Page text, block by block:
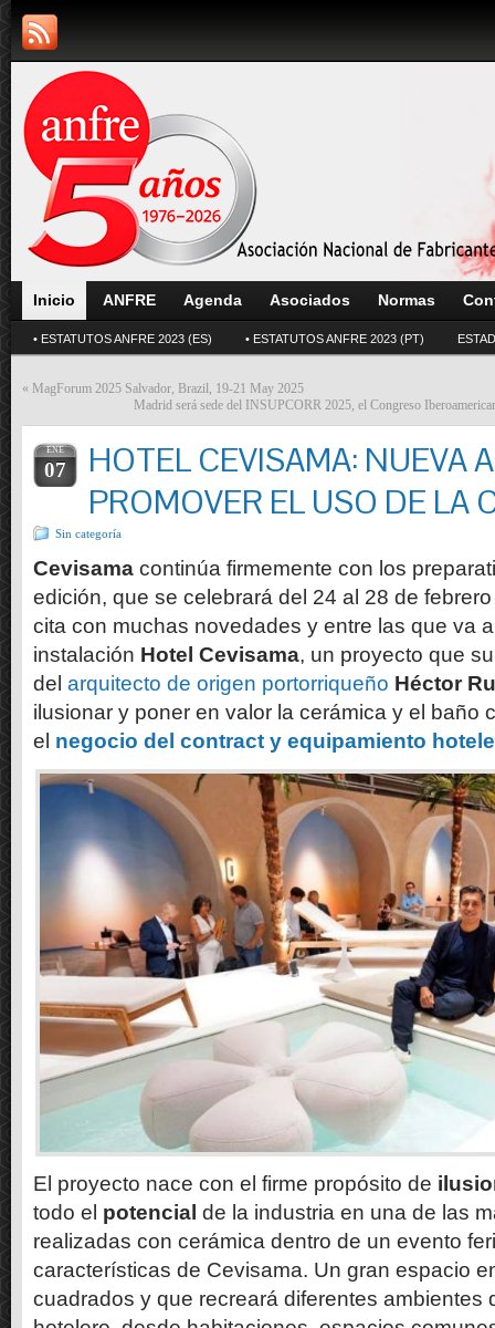
Inicio ANFRE Agenda Asociados Normas
• ESTATUTOS ANFRE 2023 (ES) • ESTATUTOS ANFRE 2023 (PT)
« MagForum 2025 Salvador, Brazil, 19-21 May 2025
Madrid será sede del INSUPCORR 2025, el Congreso
ENE
07
HOTEL CEVISAMA: NUEVA
PROMOVER EL USO DE LA
Sin categoría
Cevisama continúa firmemente con los
edición, que se celebrará del 24 al 28 de
cita con muchas novedades y entre las que va
instalación Hotel Cevisama, un proyecto que
del arquitecto de origen portorriqueño Héctor
ilusionar y poner en valor la cerámica y el baño
el negocio del contract y equipamiento
El proyecto nace con el firme propósito de
todo el potencial de la industria en una de las
realizadas con cerámica dentro de un evento
características de Cevisama. Un gran espacio
cuadrados y que recreará diferentes ambientes